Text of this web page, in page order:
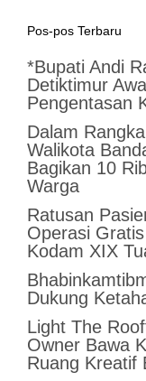
Pos-pos Terbaru
*Bupati Andi
Detiktimur
Pengentasan
Dalam
Walikota
Bagikan 10
Warga
Ratusan
Operasi
Kodam XIX
Dukung
Light The
Owner Bawa
Ruang Kreatif